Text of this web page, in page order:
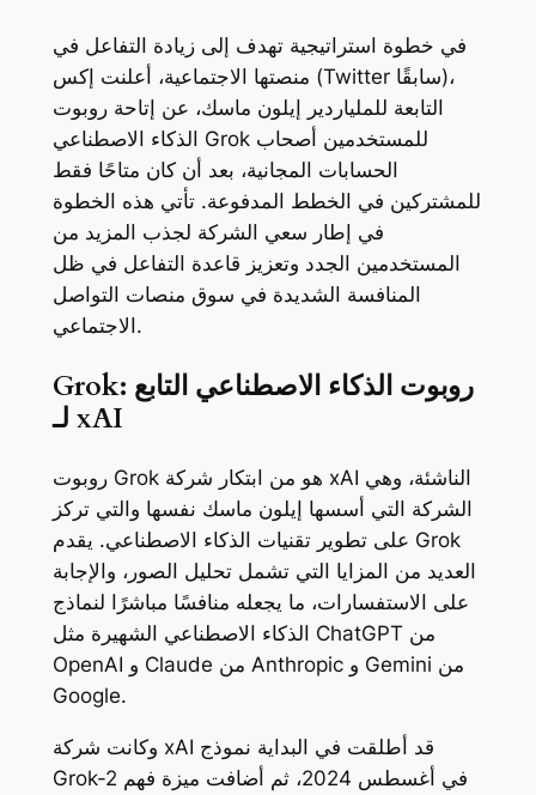
في خطوة استراتيجية تهدف إلى زيادة التفاعل في
منصتها الاجتماعية، أعلنت إكس (Twitter سابقًا)،
التابعة للملياردير إيلون ماسك، عن إتاحة روبوت
الذكاء الاصطناعي Grok للمستخدمين أصحاب
الحسابات المجانية، بعد أن كان متاحًا فقط
للمشتركين في الخطط المدفوعة. تأتي هذه الخطوة
في إطار سعي الشركة لجذب المزيد من
المستخدمين الجدد وتعزيز قاعدة التفاعل في ظل
المنافسة الشديدة في سوق منصات التواصل
الاجتماعي.
Grok: روبوت الذكاء الاصطناعي التابع
لـ xAI
روبوت Grok هو من ابتكار شركة xAI الناشئة، وهي
الشركة التي أسسها إيلون ماسك نفسها والتي تركز
على تطوير تقنيات الذكاء الاصطناعي. يقدم Grok
العديد من المزايا التي تشمل تحليل الصور، والإجابة
على الاستفسارات، ما يجعله منافسًا مباشرًا لنماذج
الذكاء الاصطناعي الشهيرة مثل ChatGPT من
OpenAI و Claude من Anthropic و Gemini من
Google.
وكانت شركة xAI قد أطلقت في البداية نموذج
Grok-2 في أغسطس 2024، ثم أضافت ميزة فهم